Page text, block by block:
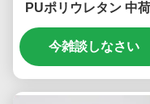
PUポリウレタン 中
シングル 3インチ ボ
キャスター ベーカリ
ック用
今雑談しなさい